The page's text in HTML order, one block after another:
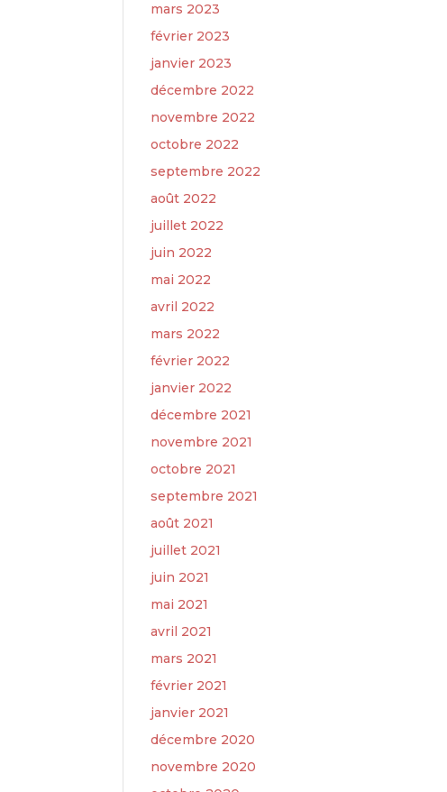
mars 2023
février 2023
janvier 2023
décembre 2022
novembre 2022
octobre 2022
septembre 2022
août 2022
juillet 2022
juin 2022
mai 2022
avril 2022
mars 2022
février 2022
janvier 2022
décembre 2021
novembre 2021
octobre 2021
septembre 2021
août 2021
juillet 2021
juin 2021
mai 2021
avril 2021
mars 2021
février 2021
janvier 2021
décembre 2020
novembre 2020